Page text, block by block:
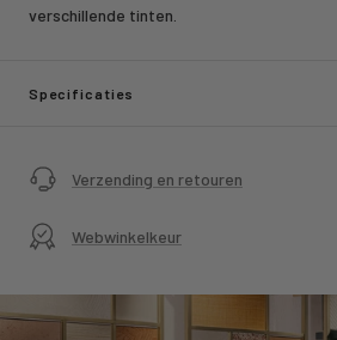
verschillende tinten.
Specificaties
Verzending en retouren
Webwinkelkeur